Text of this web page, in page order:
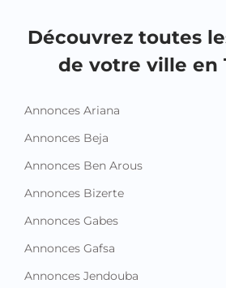
Découvrez toutes
de votre ville en
Annonces Ariana
Annonces Beja
Annonces Ben Arous
Annonces Bizerte
Annonces Gabes
Annonces Gafsa
Annonces Jendouba